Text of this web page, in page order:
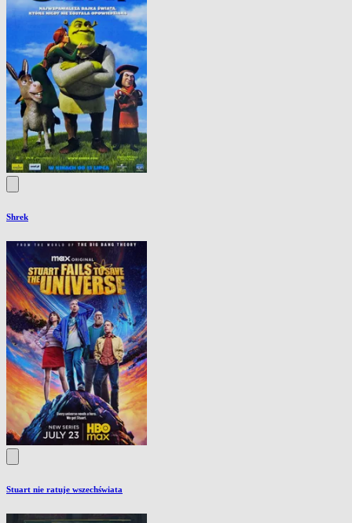
Shrek
Stuart nie ratuje wszechświata